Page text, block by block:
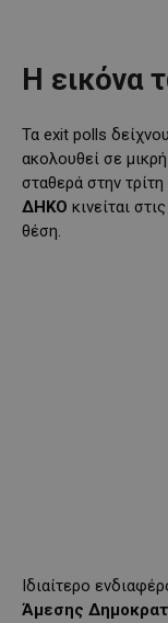
Η εικόνα
Τα exit polls
ακολουθεί σε
σταθερά στην
ΔΗΚΟ κινείται
θέση.
Ιδιαίτερο
Άμεσης